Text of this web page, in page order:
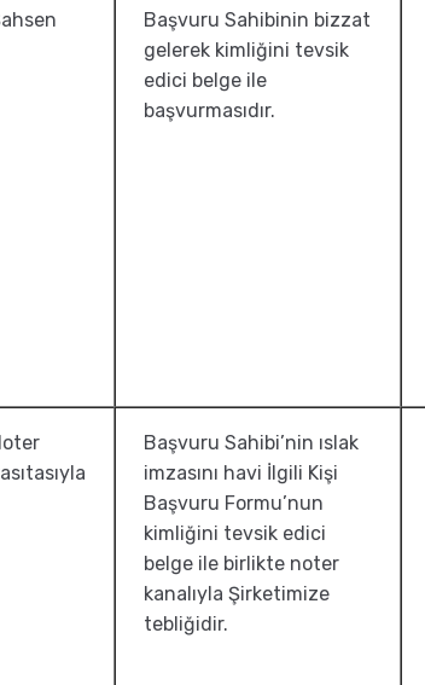
Başvuru Sahibinin bizzat
gelerek kimliğini tevsik
edici belge ile
başvurmasıdır.
Başvuru Sahibi’nin ıslak
imzasını havi İlgili Kişi
Başvuru Formu’nun
kimliğini tevsik edici
belge ile birlikte noter
kanalıyla Şirketimize
tebliğidir.